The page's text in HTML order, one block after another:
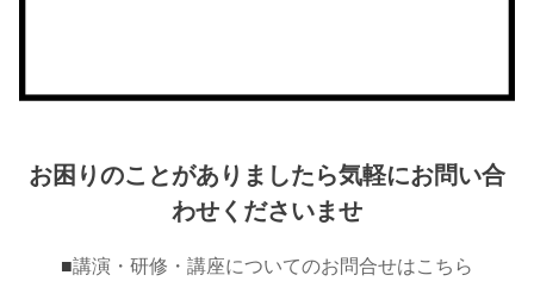
お困りのことがありましたら気軽にお問い合
わせくださいませ
■講演・研修・講座についてのお問合せはこちら